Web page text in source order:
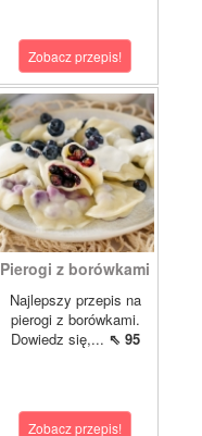
Zobacz przepis!
Pierogi z borówkami
Najlepszy przepis na
pierogi z borówkami.
Dowiedz się,... ⇖ 95
Zobacz przepis!